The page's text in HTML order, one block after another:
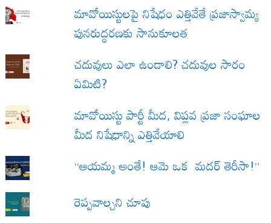
మావోయిస్టులపై నిషేధం ఎత్తివేతే ప్రజాస్వామ్య
పునరుద్ధరణకు సానుకూలత
చదువులు ఎలా ఉండాలి? చదువుల సారం
ఏమిటి?
మావోయిస్టు పార్టీ మీద, విప్లవ ప్రజా సంఘాల
మీద నిషేధాన్ని ఎత్తివేయాలి
“ఆయమ్మ అంతే! ఆమె ఒక మదర్ తెరీసా!”
రెప్పవాల్చని చూపు